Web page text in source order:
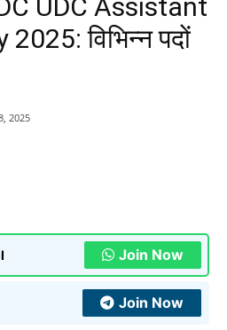
UDC Assistant
विभिन्न पदों
2025
Join Now
Join Now